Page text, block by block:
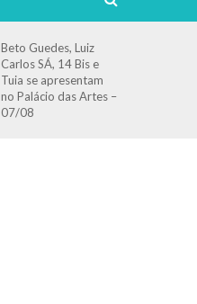
Beto Guedes, Luiz
Carlos SÁ, 14 Bis e
Tuia se apresentam
no Palácio das Artes –
07/08